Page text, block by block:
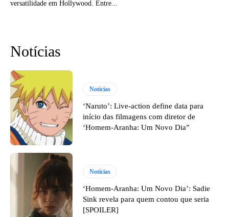
versatilidade em Hollywood. Entre...
Notícias
Notícias
‘Naruto’: Live-action define data para
início das filmagens com diretor de
‘Homem-Aranha: Um Novo Dia”
Notícias
‘Homem-Aranha: Um Novo Dia’: Sadie
Sink revela para quem contou que seria
[SPOILER]